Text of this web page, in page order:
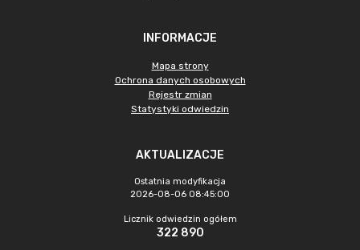
INFORMACJE
Mapa strony
Ochrona danych osobowych
Rejestr zmian
Statystyki odwiedzin
AKTUALIZACJE
Ostatnia modyfikacja
2026-08-06 08:45:00
Licznik odwiedzin ogółem
322 890